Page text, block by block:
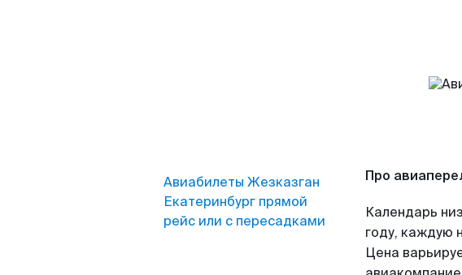
Авиабилеты Жезказган
Екатеринбург прямой
рейс или с пересадками
Про
Календарь
году, каждую
Цена